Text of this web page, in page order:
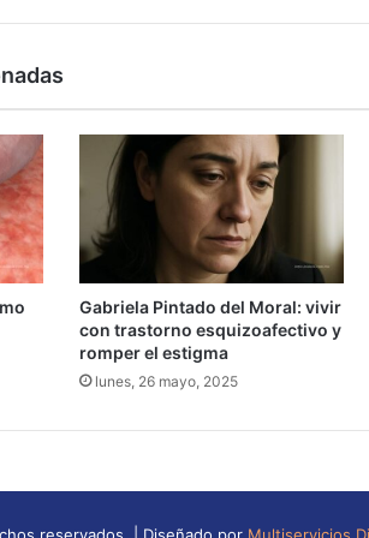
Gabriela Pintado del Moral: vivir
con trastorno esquizoafectivo y
romper el estigma
lunes, 26 mayo, 2025